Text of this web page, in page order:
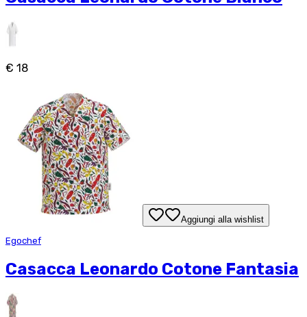
€ 18
Aggiungi alla wishlist
Egochef
Casacca Leonardo Cotone Fantasia